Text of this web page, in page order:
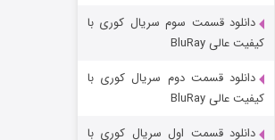
مردگان متحرک: شهر مرده ۳
دانلود قسمت سوم سریال کوری با
کیفیت عالی BluRay
دانلود قسمت دوم سریال کوری با
کیفیت عالی BluRay
دانلود قسمت اول سریال کوری با